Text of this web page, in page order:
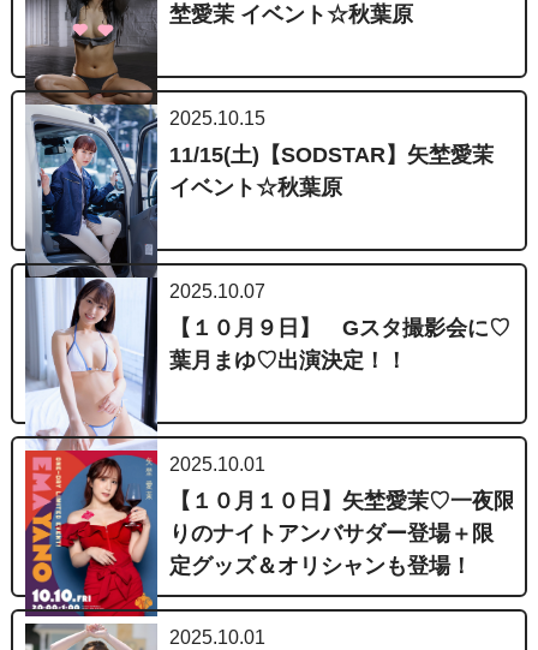
埜愛茉 イベント☆秋葉原
2025.10.15
11/15(土)【SODSTAR】矢埜愛茉
イベント☆秋葉原
2025.10.07
【１０月９日】 Gスタ撮影会に♡
葉月まゆ♡出演決定！！
2025.10.01
【１０月１０日】矢埜愛茉♡一夜限
りのナイトアンバサダー登場＋限
定グッズ＆オリシャンも登場！
2025.10.01